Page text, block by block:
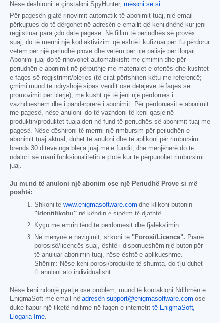
Nëse dëshironi të çinstaloni SpyHunter, mësoni se si.
Për pagesën gjatë rinovimit automatik të abonimit tuaj, një email
përkujtues do të dërgohet në adresën e emailit që keni dhënë kur jeni
regjistruar para çdo date pagese. Në fillim të periudhës së provës
suaj, do të merrni një kod aktivizimi që është i kufizuar për t'u përdorur
vetëm për një periudhë prove dhe vetëm për një pajisje për llogari.
Abonimi juaj do të rinovohet automatikisht me çmimin dhe për
periudhën e abonimit në përputhje me materialet e ofertës dhe kushtet
e faqes së regjistrimit/blerjes (të cilat përfshihen këtu me referencë;
çmimi mund të ndryshojë sipas vendit ose detajeve të faqes së
promovimit për blerje), me kusht që të jeni një përdorues i
vazhdueshëm dhe i pandërprerë i abonimit. Për përdoruesit e abonimit
me pagesë, nëse anuloni, do të vazhdoni të keni qasje në
produktin/produktet tuaja deri në fund të periudhës së abonimit tuaj me
pagesë. Nëse dëshironi të merrni një rimbursim për periudhën e
abonimit tuaj aktual, duhet të anuloni dhe të aplikoni për rimbursim
brenda 30 ditëve nga blerja juaj më e fundit, dhe menjëherë do të
ndaloni së marri funksionalitetin e plotë kur të përpunohet rimbursimi
juaj.
Ju mund të anuloni një abonim ose një Periudhë Prove si më
poshtë:
Shkoni te www.enigmasoftware.com dhe klikoni butonin
"Identifikohu" në këndin e sipërm të djathtë.
Kyçu me emrin tënd të përdoruesit dhe fjalëkalimin.
Në menynë e navigimit, shkoni te "Porosi/Licenca". Pranë
porosisë/licencës suaj, është i disponueshëm një buton për
të anuluar abonimin tuaj, nëse është e aplikueshme.
Shënim: Nëse keni porosi/produkte të shumta, do t'ju duhet
t'i anuloni ato individualisht.
Nëse keni ndonjë pyetje ose problem, mund të kontaktoni Ndihmën e
EnigmaSoft me email në adresën support@enigmasoftware.com ose
duke hapur një tiketë ndihme në faqen e internetit të EnigmaSoft,
Llogaria Ime.